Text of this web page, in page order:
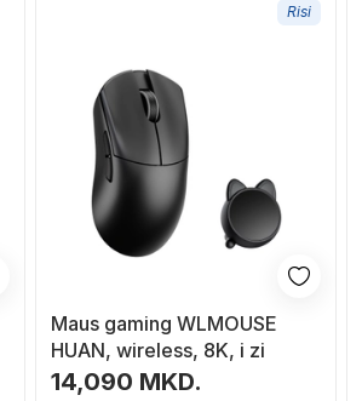
Risi
Maus gaming WLMOUSE
HUAN, wireless, 8K, i zi
14,090 MKD.